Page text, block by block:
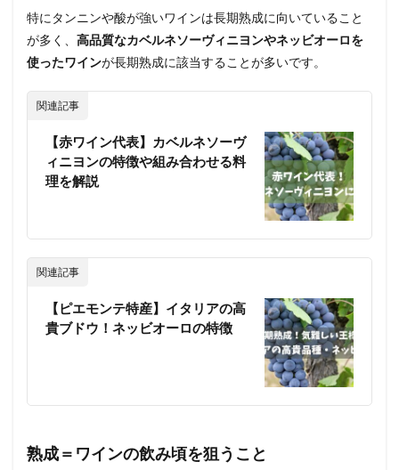
特にタンニンや酸が強いワインは長期熟成に向いていること
が多く、 高品質なカベルネソーヴィニヨンやネッビオーロを
使ったワインが長期熟成に該当することが多いです。
関連記事
【赤ワイン代表】カベルネソーヴ
ィニヨンの特徴や組み合わせる料
理を解説
関連記事
【ピエモンテ特産】イタリアの高
貴ブドウ！ネッビオーロの特徴
熟成＝ワインの飲み頃を狙うこと